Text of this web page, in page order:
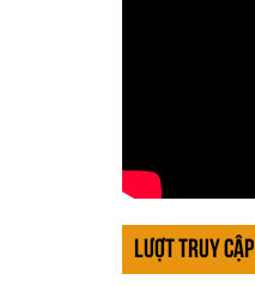
Lượt truy cập